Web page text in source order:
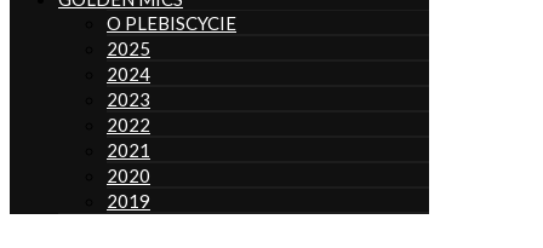
O PLEBISCYCIE
2025
2024
2023
2022
2021
2020
2019